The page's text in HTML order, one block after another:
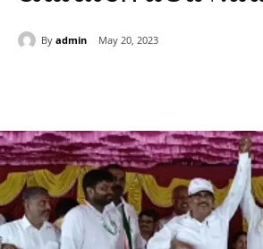
By admin May 20, 2023